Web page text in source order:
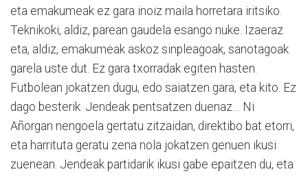
eta emakumeak ez gara inoiz maila horretara iritsiko.
Teknikoki, aldiz, parean gaudela esango nuke. Izaeraz
eta, aldiz, emakumeak askoz sinpleagoak, sanotagoak
garela uste dut. Ez gara txorradak egiten hasten.
Futbolean jokatzen dugu, edo saiatzen gara, eta kito. Ez
dago besterik. Jendeak pentsatzen duenaz… Ni
Añorgan nengoela gertatu zitzaidan, direktibo bat etorri,
eta harrituta geratu zena nola jokatzen genuen ikusi
zuenean. Jendeak partidarik ikusi gabe epaitzen du, eta